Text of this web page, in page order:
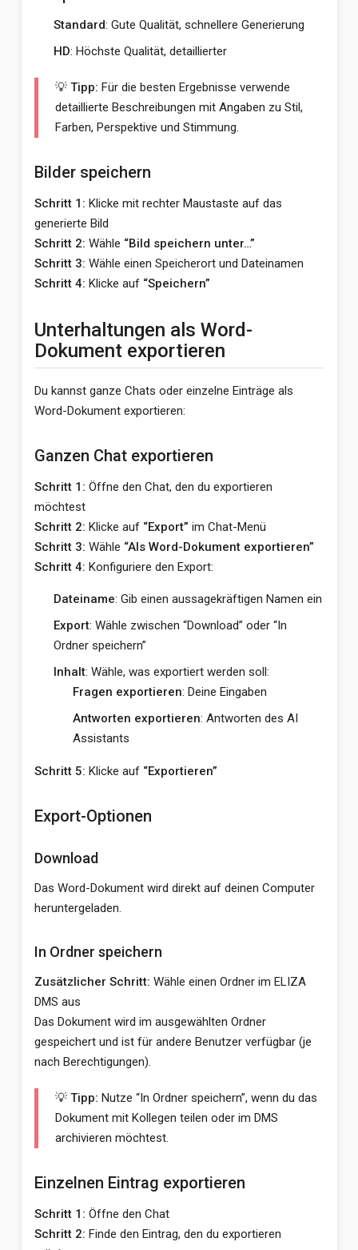
Standard: Gute Qualität, schnellere Generierung
HD: Höchste Qualität, detaillierter
💡 Tipp: Für die besten Ergebnisse verwende
detaillierte Beschreibungen mit Angaben zu Stil,
Farben, Perspektive und Stimmung.
Bilder speichern
Schritt 1: Klicke mit rechter Maustaste auf das
generierte Bild
Schritt 2: Wähle “Bild speichern unter…”
Schritt 3: Wähle einen Speicherort und Dateinamen
Schritt 4: Klicke auf “Speichern”
Unterhaltungen als Word-
Dokument exportieren
Du kannst ganze Chats oder einzelne Einträge als
Word-Dokument exportieren:
Ganzen Chat exportieren
Schritt 1: Öffne den Chat, den du exportieren
möchtest
Schritt 2: Klicke auf “Export” im Chat-Menü
Schritt 3: Wähle “Als Word-Dokument exportieren”
Schritt 4: Konfiguriere den Export:
Dateiname: Gib einen aussagekräftigen Namen ein
Export: Wähle zwischen “Download” oder “In
Ordner speichern”
Inhalt: Wähle, was exportiert werden soll:
Fragen exportieren: Deine Eingaben
Antworten exportieren: Antworten des AI
Assistants
Schritt 5: Klicke auf “Exportieren”
Export-Optionen
Download
Das Word-Dokument wird direkt auf deinen Computer
heruntergeladen.
In Ordner speichern
Zusätzlicher Schritt: Wähle einen Ordner im ELIZA
DMS aus
Das Dokument wird im ausgewählten Ordner
gespeichert und ist für andere Benutzer verfügbar (je
nach Berechtigungen).
💡 Tipp: Nutze “In Ordner speichern”, wenn du das
Dokument mit Kollegen teilen oder im DMS
archivieren möchtest.
Einzelnen Eintrag exportieren
Schritt 1: Öffne den Chat
Schritt 2: Finde den Eintrag, den du exportieren